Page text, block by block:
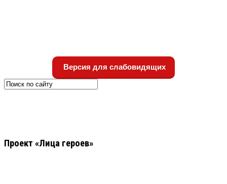
Версия для слабовидящих
Проект «Лица героев»